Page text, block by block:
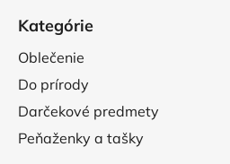
Kategórie
Oblečenie
Do prírody
Darčekové predmety
Peňaženky a tašky